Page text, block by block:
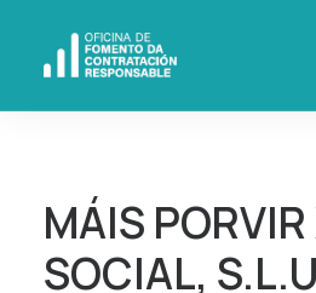
MÁIS
SOCIAL, S.L.U